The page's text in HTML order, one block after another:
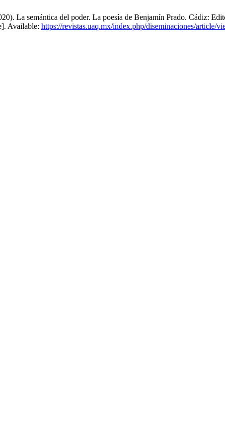
La semántica del poder. La poesía de Benjamín Prado. Cádiz:
Available: https://revistas.uaq.mx/index.php/diseminaciones/article/